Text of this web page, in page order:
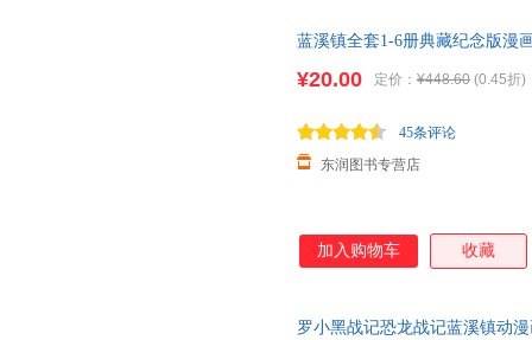
等），适配亲子研学和博物馆
能。
蓝溪镇全套1-6册典藏纪念版漫
¥20.00 定价： ¥448.60 (0.45折)
东润图书专营店
45条评论
加入购物车 收藏
罗小黑战记恐龙战记蓝溪镇动